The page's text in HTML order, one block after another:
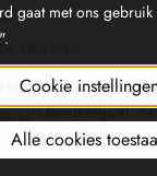
kleurplaat
- Btw:
BenIkHip.nl
gaat met ons
Cookie
Alle cookies